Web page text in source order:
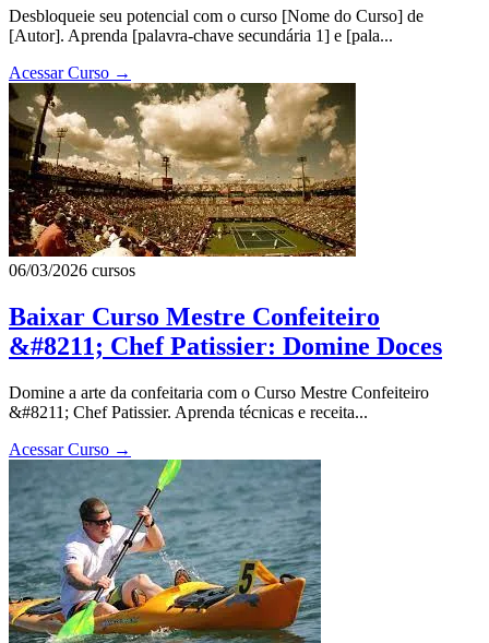
Desbloqueie seu potencial com o curso [Nome do Curso] de
[Autor]. Aprenda [palavra-chave secundária 1] e [pala...
Acessar Curso →
06/03/2026 cursos
Baixar Curso Mestre Confeiteiro
&#8211; Chef Patissier: Domine Doces
Domine a arte da confeitaria com o Curso Mestre Confeiteiro
&#8211; Chef Patissier. Aprenda técnicas e receita...
Acessar Curso →